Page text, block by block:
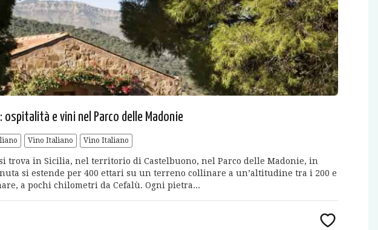
e vini nel Parco delle Madonie
Vino Italiano Vino Italiano
si trova in Sicilia, nel territorio di Castelbuono, nel Parco delle Madonie, in
si estende per 400 ettari su un terreno collinare a un’altitudine tra i 200 e
a pochi chilometri da Cefalù. Ogni pietra...